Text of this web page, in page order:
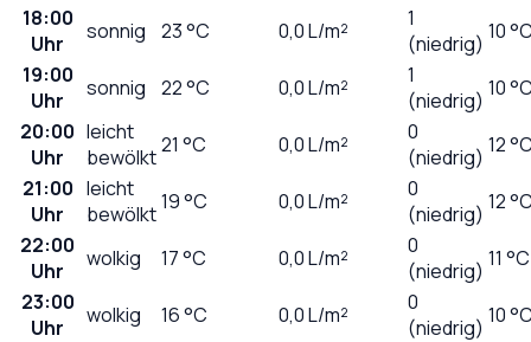
18:00
Uhr
sonnig 23°C 0,0L/m²
1
(niedrig) 10
19:00
Uhr
sonnig 22°C 0,0L/m²
1
(niedrig) 10
20:00
Uhr
leicht
bewölkt21 °C 0,0L/m²
0
(niedrig) 12
21:00
Uhr
leicht
bewölkt19°C 0,0L/m²
0
(niedrig) 12
22:00
Uhr
wolkig 17°C 0,0L/m²
0
(niedrig) 11 °C
23:00
Uhr
wolkig 16°C 0,0L/m²
0
(niedrig) 10